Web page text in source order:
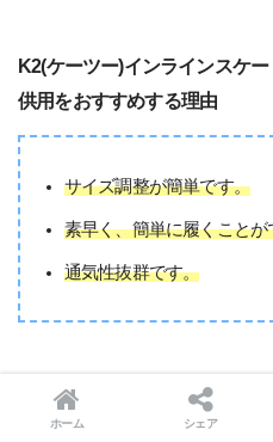
K2(ケーツー)インラインスケ
供用をおすすめする理由
サイズ調整が簡単です。
素早く、簡単に履くことが
通気性抜群です。
K2(ケーツー)インラインスケ
供用のレビューと評価
ホーム シェア